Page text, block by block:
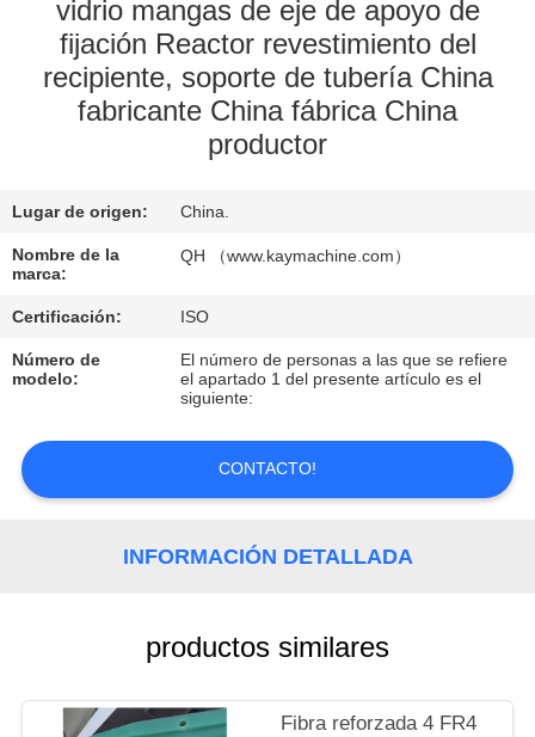
CONTROL
DE
CALIDAD
CONTACTO
NOTICIAS
SOLICITAR
UNA
COTIZACIÓN
MAPA
PRIVACY
POLICY
vidrio mangas de eje de apoyo de
fijación Reactor revestimiento del
recipiente, soporte de tubería China
fabricante China fábrica China
productor
Lugar de origen: China.
Nombre de la
marca:
QH （www.kaymachine.com）
Certificación: ISO
Número de
modelo:
El número de personas a las que se refiere
el apartado 1 del presente artículo es el
siguiente:
CONTACTO!
INFORMACIÓN DETALLADA
productos similares
Fibra reforzada 4 FR4